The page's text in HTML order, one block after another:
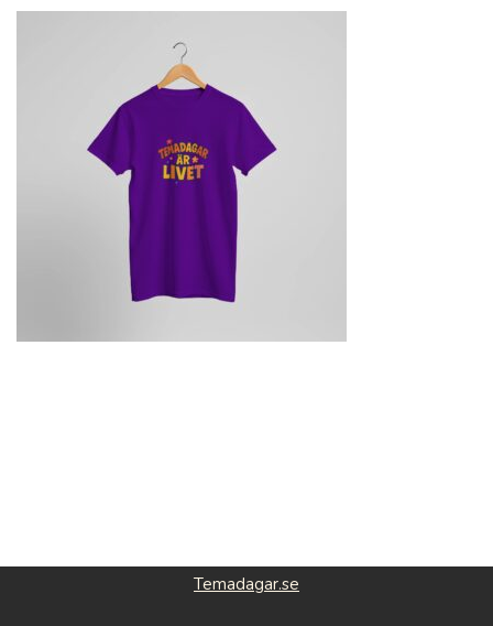
Temadagar.se